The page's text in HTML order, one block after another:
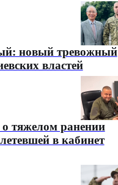
новый тревожный
властей
тяжелом ранении
в кабинет